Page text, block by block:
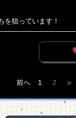
を狙っています！
前へ 1 2 »